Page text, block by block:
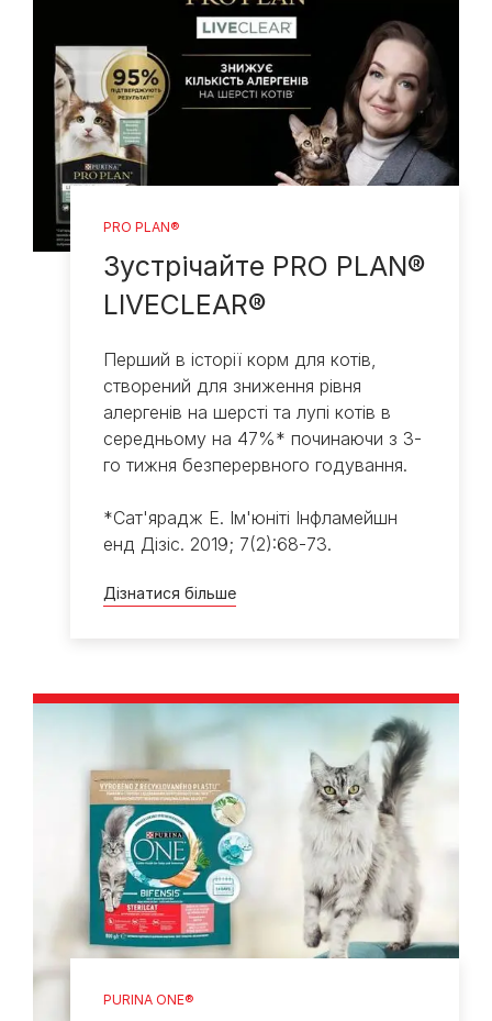
PRO PLAN®
Зустрічайте ​PRO PLAN®
LIVECLEAR®
Перший в історії корм для котів,
створений для зниження рівня
алергенів на шерсті та лупі котів в
середньому на 47%* починаючи з 3-
го тижня безперервного годування.​​
*Сат'ярадж Е. Ім'юніті Інфламейшн
енд Дізіс. 2019; 7(2):68-73.​
Дізнатися більше
PURINA ONE®